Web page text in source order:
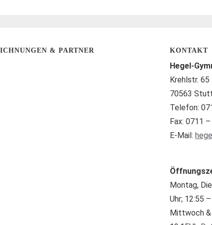
& PARTNER KONTAKT
Hegel-
Krehlstr. 65
70563
Telefon:
Fax: 0711
E-Mail:
Montag,
Uhr; 12:55
Mittwoch &